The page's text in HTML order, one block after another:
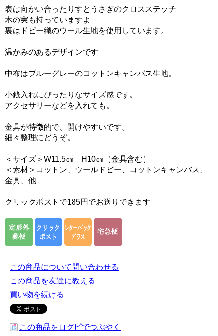
表は向かい合ったりすとうさぎのクロスステッチ
木の実も持っていますよ
裏はドビー織のウール生地を使用しています。
温かみのあるデザインです
中布はブルーグレーのコットンキャンバス生地。
小銭入れにぴったりなサイズ感です。
アクセサリーなどを入れても。
金具が特徴的で、開けやすいです。
細々整理にどうぞ。
＜サイズ＞W11.5㎝ H10㎝（金具含む）
＜素材＞コットン、ウールドビー、コットンキャンバス、
金具、他
クリックポストで185円でお送りできます
この商品について問い合わせる
この商品を友達に教える
買い物を続ける
この商品をログピでつぶやく